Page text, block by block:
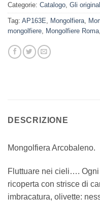
Categorie: Catalogo Gli
Tag: AP163E Mongolfiera
mongolfiere Mongolfiere Roma
DESCRIZIONE
Mongolfiera Arcobaleno.
Fluttuare nei cieli….
ricoperta con strisce di
imbracatura, olivette: